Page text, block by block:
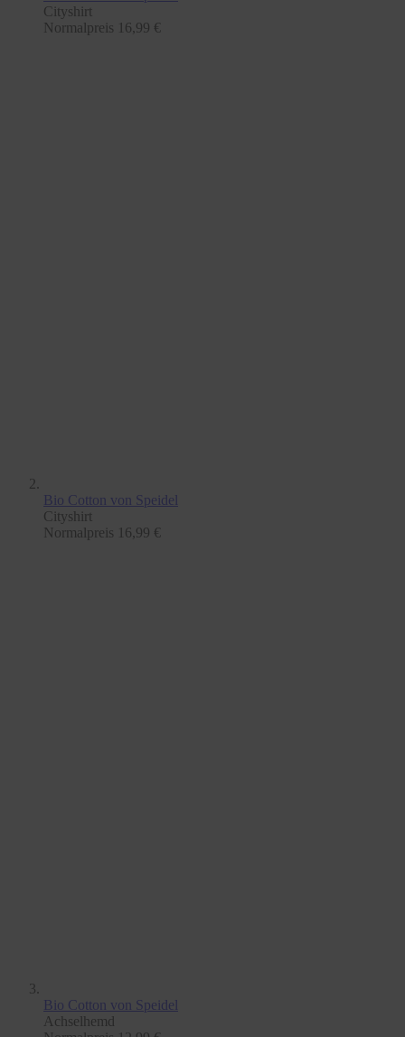
Cityshirt
Normalpreis 16,99 €
Bio Cotton von Speidel
Cityshirt
Normalpreis 16,99 €
Bio Cotton von Speidel
Achselhemd